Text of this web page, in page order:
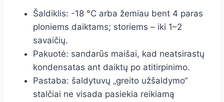
Šaldiklis: -18 °C arba žemiau bent 4 paras
ploniems daiktams; storiems – iki 1–2
savaičių.
Pakuotė: sandarūs maišai, kad neatsirastų
kondensatas ant daiktų po atitirpinimo.
Pastaba: šaldytuvų „greito užšaldymo“
stalčiai ne visada pasiekia reikiamą